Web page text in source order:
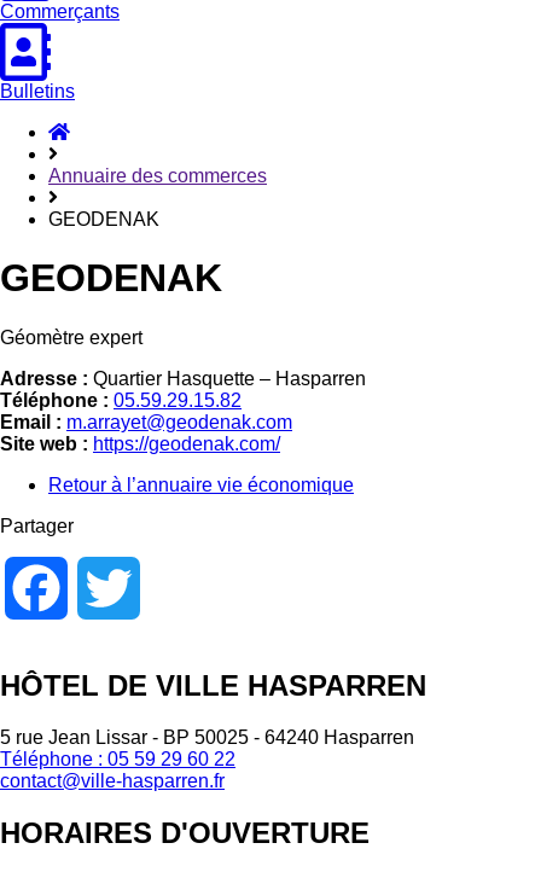
Commerçants
Bulletins
Accueil
Annuaire des commerces
GEODENAK
GEODENAK
Géomètre expert
Adresse : Quartier Hasquette – Hasparren
Téléphone : 05.59.29.15.82
Email : m.arrayet@geodenak.com
Site web : https://geodenak.com/
Retour à l’annuaire vie économique
Partager
Facebook
HÔTEL DE VILLE HASPARREN
5 rue Jean Lissar - BP 50025 - 64240 Hasparren
Téléphone : 05 59 29 60 22
contact@ville-hasparren.fr
HORAIRES D'OUVERTURE